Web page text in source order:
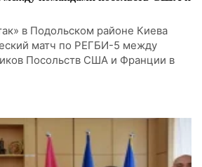
в Подольском районе Киева
матч по РЕГБИ-5 между
Посольств США и Франции в